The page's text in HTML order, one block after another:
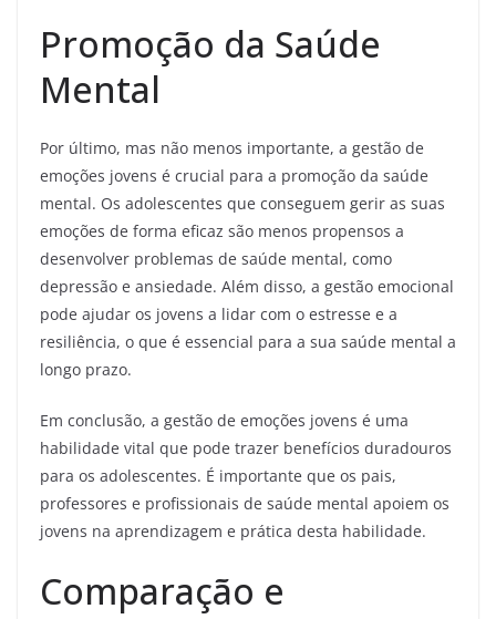
Promoção da Saúde
Mental
Por último, mas não menos importante, a gestão de
emoções jovens é crucial para a promoção da saúde
mental. Os adolescentes que conseguem gerir as suas
emoções de forma eficaz são menos propensos a
desenvolver problemas de saúde mental, como
depressão e ansiedade. Além disso, a gestão emocional
pode ajudar os jovens a lidar com o estresse e a
resiliência, o que é essencial para a sua saúde mental a
longo prazo.
Em conclusão, a gestão de emoções jovens é uma
habilidade vital que pode trazer benefícios duradouros
para os adolescentes. É importante que os pais,
professores e profissionais de saúde mental apoiem os
jovens na aprendizagem e prática desta habilidade.
Comparação e